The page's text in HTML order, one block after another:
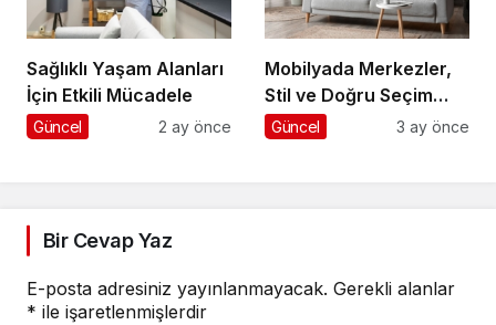
Sağlıklı Yaşam Alanları
İçin Etkili Mücadele
Güncel 2 ay önce
Mobilyada Merkezler,
Stil ve Doğru Seçim
Rehberi
Güncel 3 ay önce
Bir Cevap Yaz
E-posta adresiniz yayınlanmayacak. Gerekli alanlar
* ile işaretlenmişlerdir